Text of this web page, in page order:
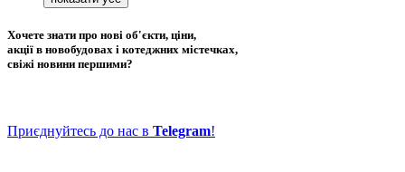
Хочете знати про нові об'єкти, ціни,
акції в новобудовах і котеджних містечках,
свіжі новини першими?
Приєднуйтесь до нас в Telegram!